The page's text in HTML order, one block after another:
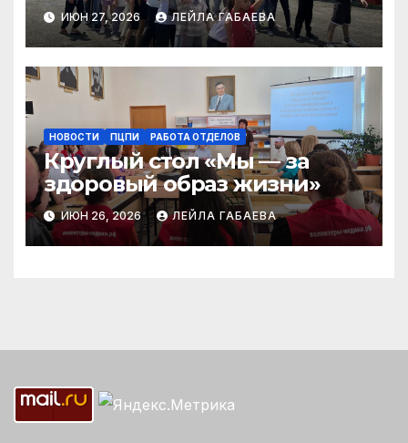
ИЮН 27, 2026 ЛЕЙЛА ГАБАЕВА
НОВОСТИ ПЦПИ РАБОТА ОТДЕЛОВ
Круглый стол «Мы — за
здоровый образ жизни»
ИЮН 26, 2026 ЛЕЙЛА ГАБАЕВА